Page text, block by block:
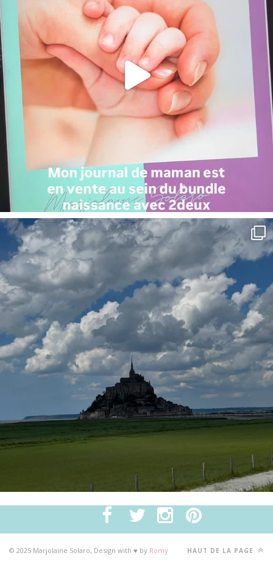
© 2025 Marjolaine Solaro, Design with ♥ by Romy HAUT DE LA PAGE